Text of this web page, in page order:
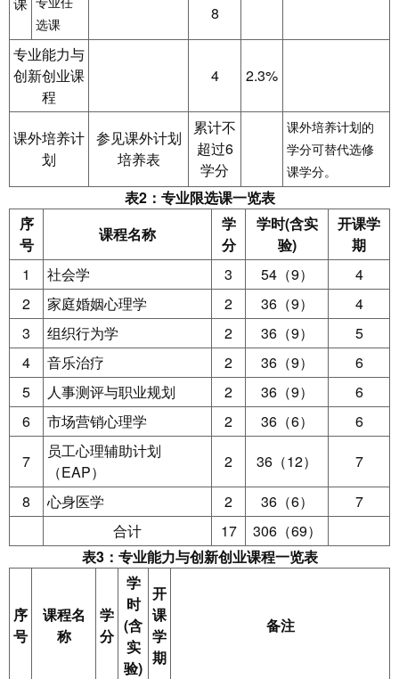
专业任
选课
8
专业能力与
创新创业课
程
4 2.3%
课外培养计
划
参见课外计划
培养表
累计不
超过6
学分
课外培养计划的
学分可替代选修
课学分。
表2：专业限选课一览表
序
号
课程名称
学
分
学时(含实
验)
开课学
期
1
社会学 3 54（9）
4
2
家庭婚姻心理学 2 36（9）
4
3
组织行为学 2 36（9）
5
4
音乐治疗 2 36（9）
6
5
人事测评与职业规划 2 36（9）
6
6
市场营销心理学 2 36（6）
6
7
员工心理辅助计划
（EAP）
2 36（12）
7
8
心身医学 2 36（6）
7
合计
17
306（69）
表3：专业能力与创新创业课程一览表
序
号
课程名
称
学
分
学
时
(含
实
验)
开
课
学
期
备注